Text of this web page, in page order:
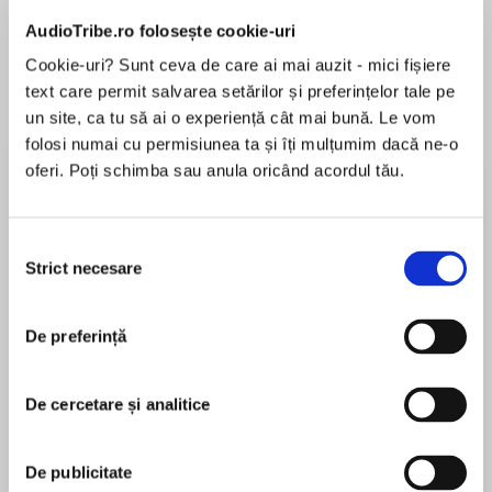
AudioTribe.ro folosește cookie-uri
Cookie-uri? Sunt ceva de care ai mai auzit - mici fișiere
text care permit salvarea setărilor și preferințelor tale pe
un site, ca tu să ai o experiență cât mai bună. Le vom
folosi numai cu permisiunea ta și îți mulțumim dacă ne-o
oferi. Poți schimba sau anula oricând acordul tău.
consimțământului
Strict necesare
De preferință
De cercetare și analitice
De publicitate
Desprecarte
THE #2 SUNDAY TIMES BESTSELLER
‘The last untold account of the biggest crisis to
gripping story of human frailty, love, loss,
Wales and Camilla, Duchess of Cornwall, is one
of the most remarkable love stories of the age.
It has endured against all the odds, and in the
process nearly destroyed the British monarchy.
MAI MULT
pentru această carte
Penny Junor
Penny Junor is a writer and broadcaster. She is the